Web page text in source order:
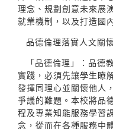
理念、規劃創意未來展
就業機制，以及打造國
品德倫理落實人文關
「品德倫理」：品德
實踐，必須先讓學生瞭
發揮同理心並關懷他人
爭議的難題。本校將品
程及專業知能服務學習
念，從而在各種服務中